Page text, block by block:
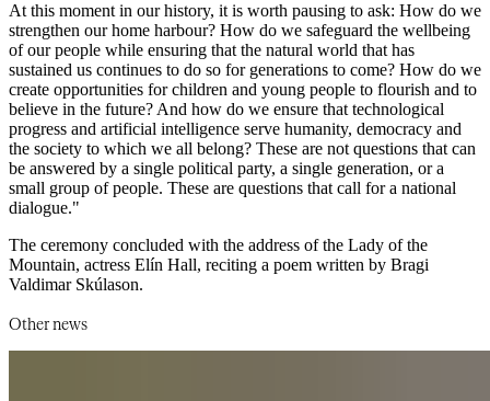
At this moment in our history, it is worth pausing to ask: How do we
strengthen our home harbour? How do we safeguard the wellbeing
of our people while ensuring that the natural world that has
sustained us continues to do so for generations to come? How do we
create opportunities for children and young people to flourish and to
believe in the future? And how do we ensure that technological
progress and artificial intelligence serve humanity, democracy and
the society to which we all belong? These are not questions that can
be answered by a single political party, a single generation, or a
small group of people. These are questions that call for a national
dialogue."​​​​‌ ‍ ​‍​‍‌‍ ‌ ​‍‌‍‍‌‌‍‌ ‌‍‍‌‌‍ ‍​‍​‍​ ‍‍​‍​‍‌ ​ ‌‍​‌‌‍ ‍‌‍‍‌‌ ‌​‌ ‍‌​‍ ‍‌‍‍‌‌‍ ​‍​‍​‍ ​​‍​‍‌‍‍​‌ ​‍‌‍‌‌‌‍‌‍​‍​‍​ ‍‍​‍​‍‌‍‍​‌ ‌​‌ ‌​‌ ​​‌ ​ ​‍ ​‍ ‌‍‌‍‌‍ ‌ ​‍‌ ​ ‌‍‌‌‌ ‌​‌‍‍‌​‍ ‌‌‍‍‌‌ ​ ‌‍ ​‌‍​‌‌‍ ‍‌‍‌​‌ ​ ​‍ ‍‌ ‌‍‌‍‌‌‌ ​‍‌‍​ ‌‍‌‌‌‍ ​​‍ ‍‌‍​‌‌ ​​‌ ​​​‍ ‌ ​ ‌ ‌​‌ ‌‌‌‍‌​‌‍‍‌‌‍ ​‍ ‌‍‍‌‌‍ ‍‌ ‌​‌‍‌‌‌‍ ‍‌ ‌​​‍ ‌‍‌‌‌‍‌​‌‍‍‌‌ ‌​​‍ ‌‍ ‌‌‍ ‌‍‌​‌‍‌‌​ ‌‌ ​​‌ ​‍‌‍‌‌‌ ​ ‌‍‌‌‌‍ ‍‌ ‌​‌‍​‌‌ ‌​‌‍‍‌‌‍ ‌‍ ‍​ ‍ ‌‍‍‌‌‍‌​​ ‌​ ‌ ​ ‌‍​ ​​​ ​ ​ ‌‍‌‍‌‌‌‍​‍‌‍​‌​‍ ‌​ ​ ​ ​ ‌‍​‌‌‍‌‍​‍ ‌​ ‌​‌‍​‌‌‍‌‌​ ‌‌​‍ ‌​ ‍‌​ ​‌‌‍​‌​ ‍​​‍ ‌‌‍‌​​ ‌ ​ ​‍​ ‍​​ ‌‍​ ​‌‌‍‌​​ ​ ​ ​‍​ ​‍​ ‍​‌‍​ ​ ‍ ‌ ‌​‌ ‍‌‌ ​​‌‍‌‌​ ‌‌‍ ‍‌‍‌‌‌ ‌ ‌ ​ ​ ‍ ‌ ​​‌‍​‌‌ ‌​‌‍‍​​ ‌‌ ​​‌‍​‌‌‍‌ ‌‍‌‌‌​​‍‌ ‌‌‌‍‍‌‌‍ ​‌‍‌​‌‍‌‌‌ ​‍​‍‌‌​ ‌‌‌​​‍‌‌ ‌‍‍ ‌‍‌‌‌ ‍‌​‍‌‌​ ​ ‌​‌​​‍‌‌​ ​ ‌​‌​​‍‌‌​ ​‍​ ​‍​ ‌‍‌‍​ ‌‍​‍​ ‍​​ ‌‌​ ‌ ​ ​ ​ ‍​‌‍​‍‌‍​‍​ ​‍​ ‍​​‍‌‌​ ​‍​ ​‍​‍‌‌​ ‌‌‌​‌​​‍ ‍‌‍​ ‌‍ ‌‍ ‍‌ ‌​‌‍‌‌‌‍ ‍‌ ‌​​‍‌‌​ ‌‌‌​​‍‌‌ ‌‍‍ ‌‍‌‌‌ ‍‌​‍‌‌​ ​ ‌​‌​​‍‌‌​ ​ ‌​‌​​‍‌‌​ ​‍​ ​‍​ ‍​‌‍​‍​ ‌​​ ‍‌​ ‍​​ ‌​​ ‌ ‌‍​‌​ ‍‌‌‍‌​​ ‌ ​ ‍​​‍‌‌​ ​‍​ ​‍​‍‌‌​ ‌‌‌​‌​​‍ ‍‌‍​ ‌‍‍​‌‍‍‌‌‍ ​‌‍‌​‌ ​‍‌‍‌‌‌‍ ‍​‍‌‌​ ‌‌‌​​‍‌‌ ‌‍‍ ‌‍‌‌‌ ‍‌​‍‌‌​ ​ ‌​‌​​‍‌‌​ ​ ‌​‌​​‍‌‌​ ​‍​ ​‍​ ‌‌​ ‌ ​ ​‌​ ‌​​ ‍​​ ​‍​ ‌​​ ​‌​ ​ ‌‍​‍​ ‌​​ ‌​​‍‌‌​ ​‍​ ​‍​‍‌‌​ ‌‌‌​‌​​‍ ‍‌ ‌​‌‍‌‌‌ ‍​‌ ‌​​ ‌‍​‍‌‍​‌‌ ​ ‌‍‌‌‌‌‌‌‌ ​‍‌‍ ​​ ‌‌‍‍​‌ ‌​‌ ‌​‌ ​​‌ ​ ​‍‌‌​ ​‍‌​‌‍​‍‌‌​ ​‍‌​‌‍‌‍‌‍‌‍ ‌ ​‍‌ ​ ‌‍‌‌‌ ‌​‌‍‍‌​‍ ‌‌‍‍‌‌ ​ ‌‍ ​‌‍​‌‌‍ ‍‌‍‌​‌ ​ ​‍ ‍‌ ‌‍‌‍‌‌‌ ​‍‌‍​ ‌‍‌‌‌‍ ​​‍ ‍‌‍​‌‌ ​​‌ ​​​‍‌‌​ ​‍‌​‌‍‌ ​ ‌ ‌​‌ ‌‌‌‍‌​‌‍‍‌‌‍ ​‍‌‍‌‍‍‌‌‍‌​​ ‌​ ‌ ​ ‌‍​ ​​​ ​ ​ ‌‍‌‍‌‌‌‍​‍‌‍​‌​‍ ‌​ ​ ​ ​ ‌‍​‌‌‍‌‍​‍ ‌​ ‌​‌‍​‌‌‍‌‌​ ‌‌​‍ ‌​ ‍‌​ ​‌‌‍​‌​ ‍​​‍ ‌‌‍‌​​ ‌ ​ ​‍​ ‍​​ ‌‍​ ​‌‌‍‌​​ ​ ​ ​‍​ ​‍​ ‍​‌‍​ ​‍‌‍‌ ‌​‌ ‍‌‌ ​​‌‍‌‌​ ‌‌‍ ‍‌‍‌‌‌ ‌ ‌ ​ ​‍‌‍‌ ​​‌‍​‌‌ ‌​‌‍‍​​ ‌‌ ​​‌‍​‌‌‍‌ ‌‍‌‌‌​​‍‌ ‌‌‌‍‍‌‌‍ ​‌‍‌​‌‍‌‌‌ ​‍​‍‌‌​ ‌‌‌​​‍‌‌ ‌‍‍ ‌‍‌‌‌ ‍‌​‍‌‌​ ​ ‌​‌​​‍‌‌​ ​ ‌​‌​​‍‌‌​ ​‍​ ​‍​ ‌‍‌‍​ ‌‍​‍​ ‍​​ ‌‌​ ‌ ​ ​ ​ ‍​‌‍​‍‌‍​‍​ ​‍​ ‍​​‍‌‌​ ​‍​ ​‍​‍‌‌​ ‌‌‌​‌​​‍ ‍‌‍​ ‌‍ ‌‍ ‍‌ ‌​‌‍‌‌‌‍ ‍‌ ‌​​‍‌‌​ ‌‌‌​​‍‌‌ ‌‍‍ ‌‍‌‌‌ ‍‌​‍‌‌​ ​ ‌​‌​​‍‌‌​ ​ ‌​‌​​‍‌‌​ ​‍​ ​‍​ ‍​‌‍​‍​ ‌​​ ‍‌​ ‍​​ ‌​​ ‌ ‌‍​‌​ ‍‌‌‍‌​​ ‌ ​ ‍​​‍‌‌​ ​‍​ ​‍​‍‌‌​ ‌‌‌​‌​​‍ ‍‌‍​ ‌‍‍​‌‍‍‌‌‍ ​‌‍‌​‌ ​‍‌‍‌‌‌‍ ‍​‍‌‌​ ‌‌‌​​‍‌‌ ‌‍‍ ‌‍‌‌‌ ‍‌​‍‌‌​ ​ ‌​‌​​‍‌‌​ ​ ‌​‌​​‍‌‌​ ​‍​ ​‍​ ‌‌​ ‌ ​ ​‌​ ‌​​ ‍​​ ​‍​ ‌​​ ​‌​ ​ ‌‍​‍​ ‌​​ ‌​​‍‌‌​ ​‍​ ​‍​‍‌‌​ ‌‌‌​‌​​‍ ‍‌ ‌​‌‍‌‌‌ ‍​‌ ‌​​‍‌‍‌ ​​‌‍‌‌‌ ​‍‌ ​ ‌ ​​‌‍‌‌‌‍​ ‌ ‌​‌‍‍‌‌ ‌‍‌‍‌‌​ ‌‌ ​​‌ ‌‌‌‍​‍‌‍ ​‌‍‍‌‌ ​ ‌‍‍​‌‍‌‌‌‍‌​​‍​‍‌ ‌
The ceremony concluded with the address of the Lady of the
Mountain, actress Elín Hall, reciting a poem written by Bragi
Valdimar Skúlason.​​​​‌ ‍ ​‍​‍‌‍ ‌ ​‍‌‍‍‌‌‍‌ ‌‍‍‌‌‍ ‍​‍​‍​ ‍‍​‍​‍‌ ​ ‌‍​‌‌‍ ‍‌‍‍‌‌ ‌​‌ ‍‌​‍ ‍‌‍‍‌‌‍ ​‍​‍​‍ ​​‍​‍‌‍‍​‌ ​‍‌‍‌‌‌‍‌‍​‍​‍​ ‍‍​‍​‍‌‍‍​‌ ‌​‌ ‌​‌ ​​‌ ​ ​‍ ​‍ ‌‍‌‍‌‍ ‌ ​‍‌ ​ ‌‍‌‌‌ ‌​‌‍‍‌​‍ ‌‌‍‍‌‌ ​ ‌‍ ​‌‍​‌‌‍ ‍‌‍‌​‌ ​ ​‍ ‍‌ ‌‍‌‍‌‌‌ ​‍‌‍​ ‌‍‌‌‌‍ ​​‍ ‍‌‍​‌‌ ​​‌ ​​​‍ ‌ ​ ‌ ‌​‌ ‌‌‌‍‌​‌‍‍‌‌‍ ​‍ ‌‍‍‌‌‍ ‍‌ ‌​‌‍‌‌‌‍ ‍‌ ‌​​‍ ‌‍‌‌‌‍‌​‌‍‍‌‌ ‌​​‍ ‌‍ ‌‌‍ ‌‍‌​‌‍‌‌​ ‌‌ ​​‌ ​‍‌‍‌‌‌ ​ ‌‍‌‌‌‍ ‍‌ ‌​‌‍​‌‌ ‌​‌‍‍‌‌‍ ‌‍ ‍​ ‍ ‌‍‍‌‌‍‌​​ ‌​ ‌ ​ ‌‍​ ​​​ ​ ​ ‌‍‌‍‌‌‌‍​‍‌‍​‌​‍ ‌​ ​ ​ ​ ‌‍​‌‌‍‌‍​‍ ‌​ ‌​‌‍​‌‌‍‌‌​ ‌‌​‍ ‌​ ‍‌​ ​‌‌‍​‌​ ‍​​‍ ‌‌‍‌​​ ‌ ​ ​‍​ ‍​​ ‌‍​ ​‌‌‍‌​​ ​ ​ ​‍​ ​‍​ ‍​‌‍​ ​ ‍ ‌ ‌​‌ ‍‌‌ ​​‌‍‌‌​ ‌‌‍ ‍‌‍‌‌‌ ‌ ‌ ​ ​ ‍ ‌ ​​‌‍​‌‌ ‌​‌‍‍​​ ‌‌ ​​‌‍​‌‌‍‌ ‌‍‌‌‌​​‍‌ ‌‌‌‍‍‌‌‍ ​‌‍‌​‌‍‌‌‌ ​‍​‍‌‌​ ‌‌‌​​‍‌‌ ‌‍‍ ‌‍‌‌‌ ‍‌​‍‌‌​ ​ ‌​‌​​‍‌‌​ ​ ‌​‌​​‍‌‌​ ​‍​ ​‍​ ‌‍‌‍​ ‌‍​‍​ ‍​​ ‌‌​ ‌ ​ ​ ​ ‍​‌‍​‍‌‍​‍​ ​‍​ ‍​​‍‌‌​ ​‍​ ​‍​‍‌‌​ ‌‌‌​‌​​‍ ‍‌‍​ ‌‍ ‌‍ ‍‌ ‌​‌‍‌‌‌‍ ‍‌ ‌​​‍‌‌​ ‌‌‌​​‍‌‌ ‌‍‍ ‌‍‌‌‌ ‍‌​‍‌‌​ ​ ‌​‌​​‍‌‌​ ​ ‌​‌​​‍‌‌​ ​‍​ ​‍​ ​‌​ ‌‍​ ‌ ​ ‌​​ ‌‌‌‍​‍​ ‍‌​ ‍‌​ ‍‌​ ‌‍​ ‌‍‌‍​‍​‍‌‌​ ​‍​ ​‍​‍‌‌​ ‌‌‌​‌​​‍ ‍‌‍​ ‌‍‍​‌‍‍‌‌‍ ​‌‍‌​‌ ​‍‌‍‌‌‌‍ ‍​‍‌‌​ ‌‌‌​​‍‌‌ ‌‍‍ ‌‍‌‌‌ ‍‌​‍‌‌​ ​ ‌​‌​​‍‌‌​ ​ ‌​‌​​‍‌‌​ ​‍​ ​‍‌‍​ ‌‍‌‍‌‍​‌​ ​‍​ ​‍‌‍‌‍​ ​‍‌‍‌‌​ ​ ‌‍​ ​ ‌‍​ ‌​​‍‌‌​ ​‍​ ​‍​‍‌‌​ ‌‌‌​‌​​‍ ‍‌ ‌​‌‍‌‌‌ ‍​‌ ‌​​ ‌‍​‍‌‍​‌‌ ​ ‌‍‌‌‌‌‌‌‌ ​‍‌‍ ​​ ‌‌‍‍​‌ ‌​‌ ‌​‌ ​​‌ ​ ​‍‌‌​ ​‍‌​‌‍​‍‌‌​ ​‍‌​‌‍‌‍‌‍‌‍ ‌ ​‍‌ ​ ‌‍‌‌‌ ‌​‌‍‍‌​‍ ‌‌‍‍‌‌ ​ ‌‍ ​‌‍​‌‌‍ ‍‌‍‌​‌ ​ ​‍ ‍‌ ‌‍‌‍‌‌‌ ​‍‌‍​ ‌‍‌‌‌‍ ​​‍ ‍‌‍​‌‌ ​​‌ ​​​‍‌‌​ ​‍‌​‌‍‌ ​ ‌ ‌​‌ ‌‌‌‍‌​‌‍‍‌‌‍ ​‍‌‍‌‍‍‌‌‍‌​​ ‌​ ‌ ​ ‌‍​ ​​​ ​ ​ ‌‍‌‍‌‌‌‍​‍‌‍​‌​‍ ‌​ ​ ​ ​ ‌‍​‌‌‍‌‍​‍ ‌​ ‌​‌‍​‌‌‍‌‌​ ‌‌​‍ ‌​ ‍‌​ ​‌‌‍​‌​ ‍​​‍ ‌‌‍‌​​ ‌ ​ ​‍​ ‍​​ ‌‍​ ​‌‌‍‌​​ ​ ​ ​‍​ ​‍​ ‍​‌‍​ ​‍‌‍‌ ‌​‌ ‍‌‌ ​​‌‍‌‌​ ‌‌‍ ‍‌‍‌‌‌ ‌ ‌ ​ ​‍‌‍‌ ​​‌‍​‌‌ ‌​‌‍‍​​ ‌‌ ​​‌‍​‌‌‍‌ ‌‍‌‌‌​​‍‌ ‌‌‌‍‍‌‌‍ ​‌‍‌​‌‍‌‌‌ ​‍​‍‌‌​ ‌‌‌​​‍‌‌ ‌‍‍ ‌‍‌‌‌ ‍‌​‍‌‌​ ​ ‌​‌​​‍‌‌​ ​ ‌​‌​​‍‌‌​ ​‍​ ​‍​ ‌‍‌‍​ ‌‍​‍​ ‍​​ ‌‌​ ‌ ​ ​ ​ ‍​‌‍​‍‌‍​‍​ ​‍​ ‍​​‍‌‌​ ​‍​ ​‍​‍‌‌​ ‌‌‌​‌​​‍ ‍‌‍​ ‌‍ ‌‍ ‍‌ ‌​‌‍‌‌‌‍ ‍‌ ‌​​‍‌‌​ ‌‌‌​​‍‌‌ ‌‍‍ ‌‍‌‌‌ ‍‌​‍‌‌​ ​ ‌​‌​​‍‌‌​ ​ ‌​‌​​‍‌‌​ ​‍​ ​‍​ ​‌​ ‌‍​ ‌ ​ ‌​​ ‌‌‌‍​‍​ ‍‌​ ‍‌​ ‍‌​ ‌‍​ ‌‍‌‍​‍​‍‌‌​ ​‍​ ​‍​‍‌‌​ ‌‌‌​‌​​‍ ‍‌‍​ ‌‍‍​‌‍‍‌‌‍ ​‌‍‌​‌ ​‍‌‍‌‌‌‍ ‍​‍‌‌​ ‌‌‌​​‍‌‌ ‌‍‍ ‌‍‌‌‌ ‍‌​‍‌‌​ ​ ‌​‌​​‍‌‌​ ​ ‌​‌​​‍‌‌​ ​‍​ ​‍‌‍​ ‌‍‌‍‌‍​‌​ ​‍​ ​‍‌‍‌‍​ ​‍‌‍‌‌​ ​ ‌‍​ ​ ‌‍​ ‌​​‍‌‌​ ​‍​ ​‍​‍‌‌​ ‌‌‌​‌​​‍ ‍‌ ‌​‌‍‌‌‌ ‍​‌ ‌​​‍‌‍‌ ​​‌‍‌‌‌ ​‍‌ ​ ‌ ​​‌‍‌‌‌‍​ ‌ ‌​‌‍‍‌‌ ‌‍‌‍‌‌​ ‌‌ ​​‌ ‌‌‌‍​‍‌‍ ​‌‍‍‌‌ ​ ‌‍‍​‌‍‌‌‌‍‌​​‍​‍‌ ‌
Other news